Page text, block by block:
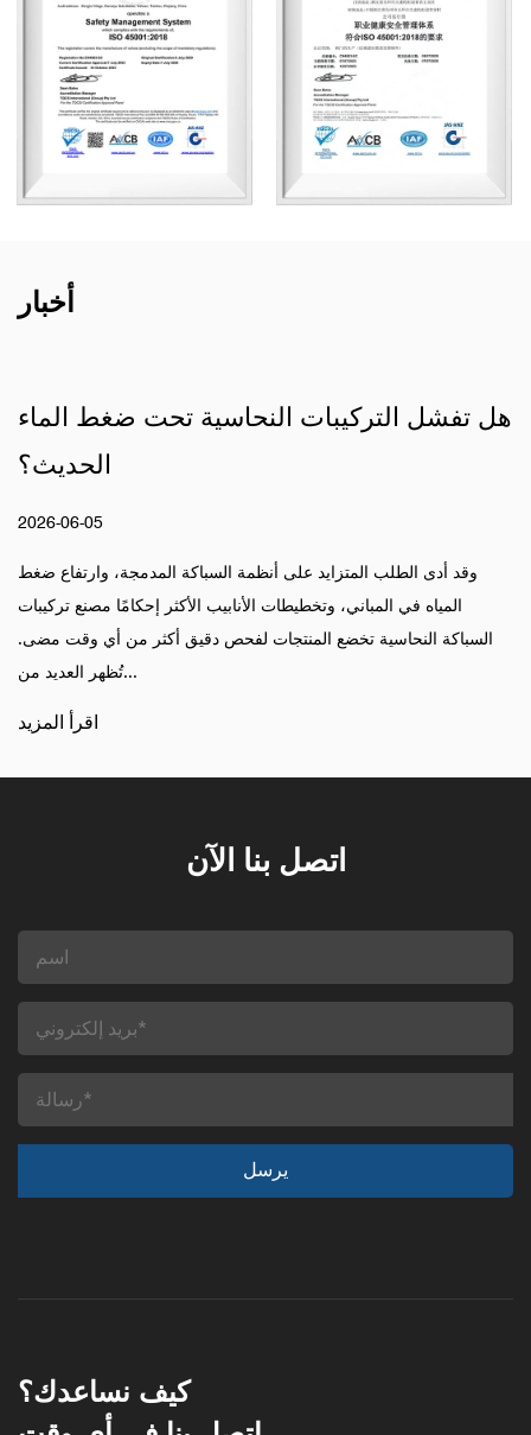
أخبار
هل تفشل
وقد أدى الطلب
المياه في
السباكة
الهيكلي والتكوينات الوظيفية
تستمد اسمها من تكوينها: يتم توجيه منافذ الإدخال
والإخراج بزاوية 90 درجة لبعضها البعض. يخدم هذا التصميم ذو الزاوية
والمكانية. يتم وضع المدخل عادةً بما يتماشى مع
اتصل بنا الآن
كيف نساعدك؟